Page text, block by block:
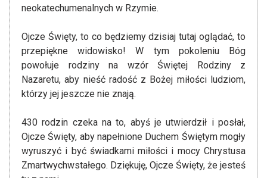
neokatechumenalnych w Rzymie.
Ojcze Święty, to co będziemy dzisiaj tutaj oglądać, to
przepiękne widowisko! W tym pokoleniu Bóg
powołuje rodziny na wzór Świętej Rodziny z
Nazaretu, aby nieść radość z Bożej miłości ludziom,
którzy jej jeszcze nie znają.
430 rodzin czeka na to, abyś je utwierdził i posłał,
Ojcze Święty, aby napełnione Duchem Świętym mogły
wyruszyć i być świadkami miłości i mocy Chrystusa
Zmartwychwstałego. Dziękuję, Ojcze Święty, że jesteś